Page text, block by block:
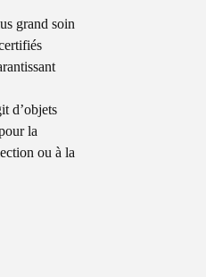
grand soin
d’objets
la
ou à la